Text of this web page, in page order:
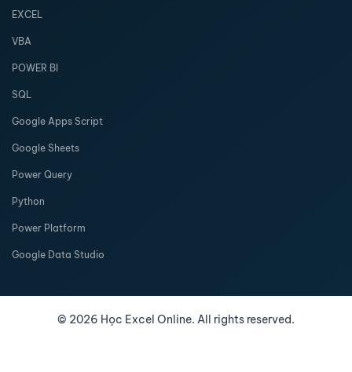
EXCEL
VBA
POWER BI
SQL
Google Apps Script
Google Sheets
Power Query
Python
Power Platform
Google Data Studio
© 2026 Học Excel Online. All rights reserved.